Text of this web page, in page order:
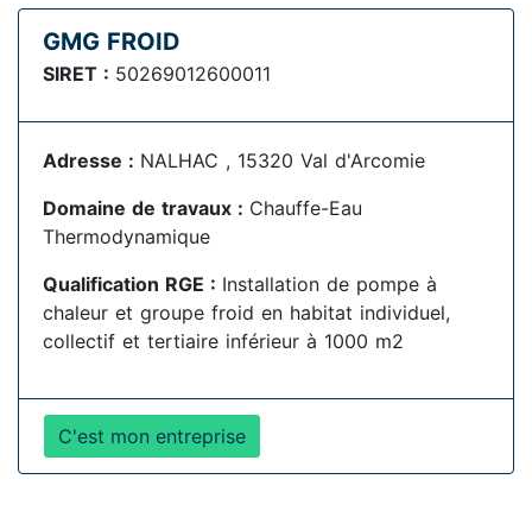
GMG FROID
SIRET : 50269012600011
Adresse : NALHAC , 15320 Val d'Arcomie
Domaine de travaux : Chauffe-Eau
Thermodynamique
Qualification RGE : Installation de pompe à
chaleur et groupe froid en habitat individuel,
collectif et tertiaire inférieur à 1000 m2
C'est mon entreprise